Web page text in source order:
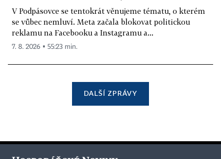
V Podpásovce se tentokrát věnujeme tématu, o kterém
se vůbec nemluví. Meta začala blokovat politickou
reklamu na Facebooku a Instagramu a...
7. 8. 2026 ▪ 55:23 min.
DALŠÍ ZPRÁVY